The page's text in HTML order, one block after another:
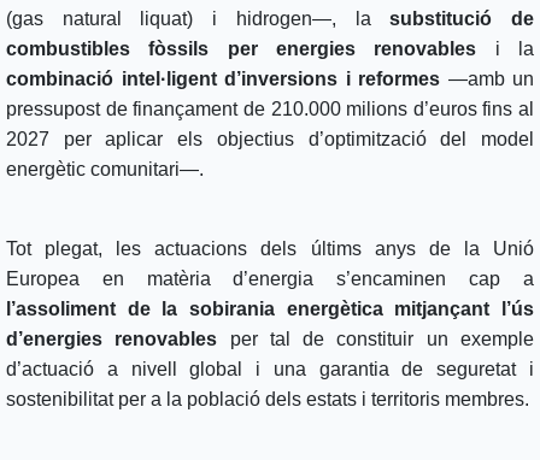
(gas natural liquat) i hidrogen—, lasubstitució de
combustibles fòssils per energies renovables i la
combinació intel·ligent d’inversions i reformes —amb un
pressupost de finançament de 210.000 milions d’euros fins al
2027 per aplicar els objectius d’optimització del model
energètic comunitari—.
Tot plegat, les actuacions dels últims anys de la Unió
Europea en matèria d’energia s’encaminen cap a
l’assoliment de la sobirania energètica mitjançant l’ús
d’energies renovables per tal de constituir un exemple
d’actuació a nivell global i una garantia de seguretat i
sostenibilitat per a la població dels estats i territoris membres.